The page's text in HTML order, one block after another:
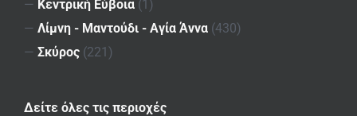
— Κεντρική Εύβοια (1)
— Λίμνη - Μαντούδι - Αγία Άννα (430)
— Σκύρος (221)
Δείτε όλες τις περιοχές